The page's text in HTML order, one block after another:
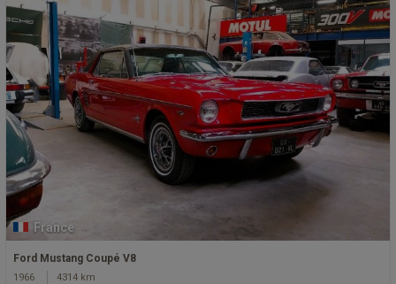
France
Ford Mustang Coupé V8
1966 4314 km